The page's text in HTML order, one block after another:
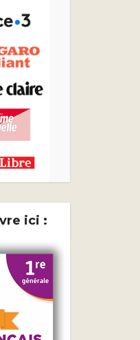
ici :